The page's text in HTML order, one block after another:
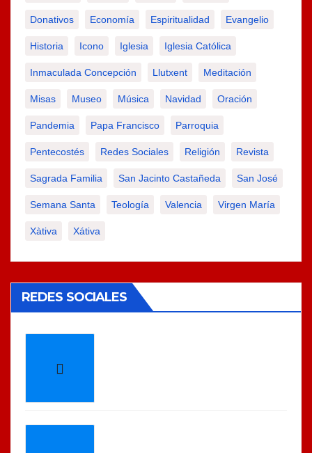
Donativos Economía Espiritualidad Evangelio
Historia Icono Iglesia Iglesia Católica
Inmaculada Concepción Llutxent Meditación
Misas Museo Música Navidad Oración
Pandemia Papa Francisco Parroquia
Pentecostés Redes Sociales Religión Revista
Sagrada Familia San Jacinto Castañeda San José
Semana Santa Teología Valencia Virgen María
Xàtiva Xátiva
REDES SOCIALES